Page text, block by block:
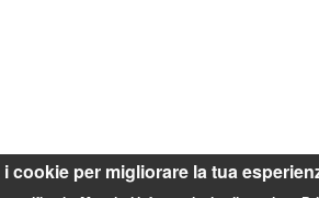
cookie per migliorare la tua